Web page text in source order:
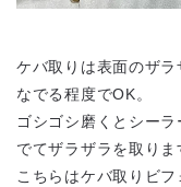
ケバ取りは表面のザラ
なでる程度でOK。
ゴシゴシ磨くとシー
でてザラザラを取りま
こちらはケバ取りビフ